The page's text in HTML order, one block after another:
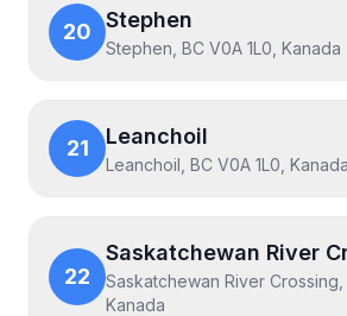
20 Stephen
Stephen, BC V0A 1L0, Kanada
21 Leanchoil
Leanchoil, BC V0A 1L0, Kanada
22
Saskatchewan River
Saskatchewan River Crossing,
Kanada